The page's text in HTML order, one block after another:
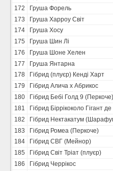
172
Груша Форель
173
Груша Харроу Світ
174
Груша Хосу
175
Груша Шин Лі
176
Груша Шоне Хелен
177
Груша Янтарна
178
Гібрид (плуєр) Кенді Харт
179
Гібрид Алича х Абрикос
180
Гібрид Бебі Голд 9 (Перкоче)
181
Гібрид Біррікоколо Гігант
182
Гібрид Нектакатум
183
Гібрид Ромеа (Перкоче)
184
Гібрид СВГ (Мейнор)
185
Гібрид Світ Тріат (плуєр)
186
Гібрид Черрікос